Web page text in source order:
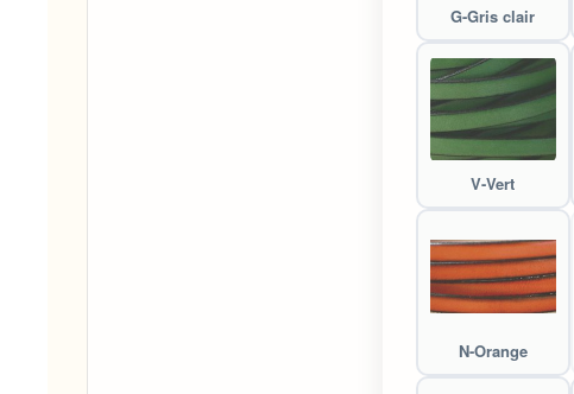
G-Gris clair
V-Vert
N-Orange